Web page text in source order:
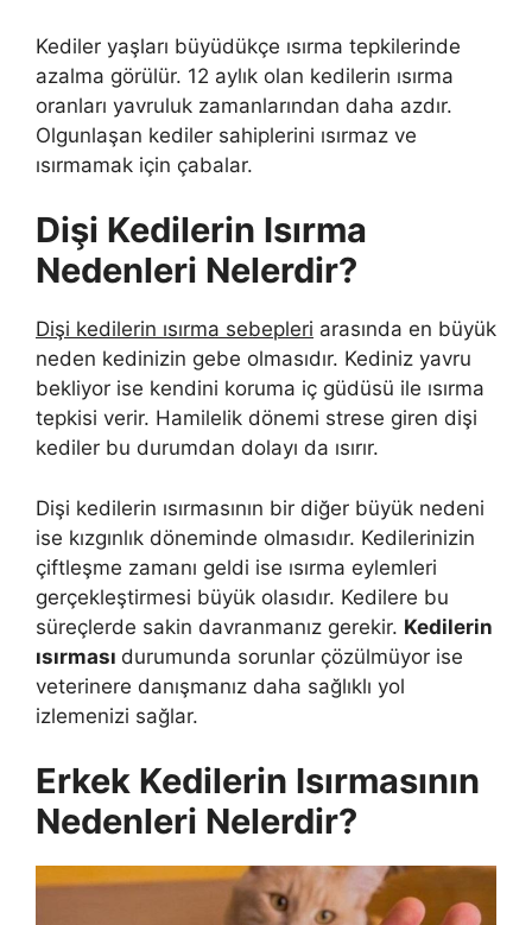
Kediler yaşları büyüdükçe ısırma tepkilerinde
azalma görülür. 12 aylık olan kedilerin ısırma
oranları yavruluk zamanlarından daha azdır.
Olgunlaşan kediler sahiplerini ısırmaz ve
ısırmamak için çabalar.
Dişi Kedilerin Isırma
Nedenleri Nelerdir?
Dişi kedilerin ısırma sebepleri arasında en büyük
neden kedinizin gebe olmasıdır. Kediniz yavru
bekliyor ise kendini koruma iç güdüsü ile ısırma
tepkisi verir. Hamilelik dönemi strese giren dişi
kediler bu durumdan dolayı da ısırır.
Dişi kedilerin ısırmasının bir diğer büyük nedeni
ise kızgınlık döneminde olmasıdır. Kedilerinizin
çiftleşme zamanı geldi ise ısırma eylemleri
gerçekleştirmesi büyük olasıdır. Kedilere bu
süreçlerde sakin davranmanız gerekir. Kedilerin
ısırması durumunda sorunlar çözülmüyor ise
veterinere danışmanız daha sağlıklı yol
izlemenizi sağlar.
Erkek Kedilerin Isırmasının
Nedenleri Nelerdir?